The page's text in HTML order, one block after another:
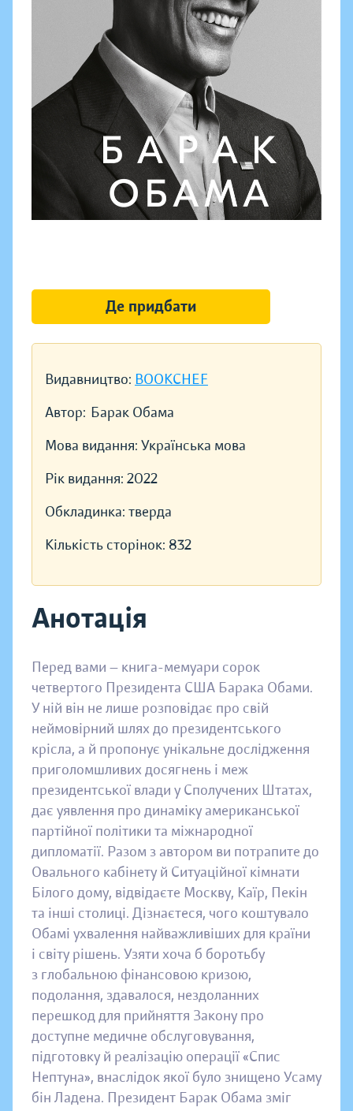
Видавництво: BOOKCHEF
Автор: Барак Обама
Мова видання: Українська мова
Рік видання: 2022
Обкладинка: тверда
Кількість сторінок: 832
Анотація
Перед вами — книга-мемуари сорок
четвертого Президента США Барака Обами.
У ній він не лише розповідає про свій
неймовірний шлях до президентського
крісла, а й пропонує унікальне дослідження
приголомшливих досягнень і меж
президентської влади у Сполучених Штатах,
дає уявлення про динаміку американської
партійної політики та міжнародної
дипломатії. Разом з автором ви потрапите до
Овального кабінету й Ситуаційної кімнати
Білого дому, відвідаєте Москву, Каїр, Пекін
та інші столиці. Дізнаєтеся, чого коштувало
Обамі ухвалення найважливіших для країни
і світу рішень. Узяти хоча б боротьбу
з глобальною фінансовою кризою,
подолання, здавалося, нездоланних
перешкод для прийняття Закону про
доступне медичне обслуговування,
підготовку й реалізацію операції «Спис
Нептуна», внаслідок якої було знищено Усаму
бін Ладена. Президент Барак Обама зміг
Де придбати